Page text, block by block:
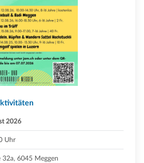
2026
Uhr
32a, 6045 Meggen